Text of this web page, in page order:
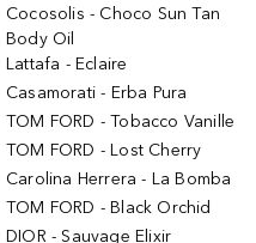
Cocosolis - Choco Sun Tan
Body Oil
Lattafa - Eclaire
Casamorati - Erba Pura
TOM FORD - Tobacco Vanille
TOM FORD - Lost Cherry
Carolina Herrera - La Bomba
TOM FORD - Black Orchid
DIOR - Sauvage Elixir